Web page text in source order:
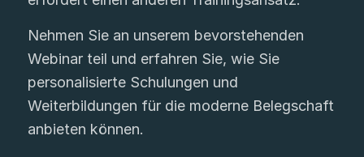
Nehmen Sie an unserem bevorstehenden
Webinar teil und erfahren Sie, wie Sie
personalisierte Schulungen und
Weiterbildungen für die moderne Belegschaft
anbieten können.